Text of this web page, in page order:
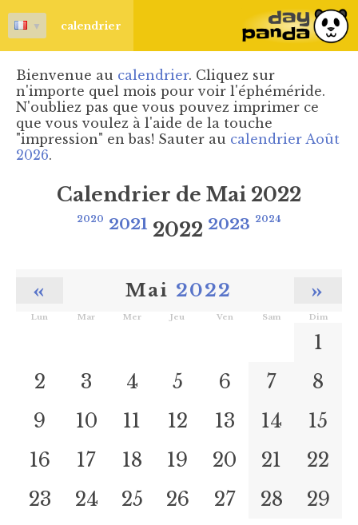
▼ calendrier
Bienvenue au calendrier. Cliquez sur
n'importe quel mois pour voir l'éphéméride.
N'oubliez pas que vous pouvez imprimer ce
que vous voulez à l'aide de la touche
"impression" en bas! Sauter au calendrier Août
2026.
Calendrier de Mai 2022
2020 2021 2022 2023 2024
« Mai 2022 »
Lun Mar Mer Jeu Ven Sam Dim
1
2
3 4 5 6 7
8
9
10 11 12 13 14
15
16
17 18 19 20 21
22
23
24 25 26 27 28
29